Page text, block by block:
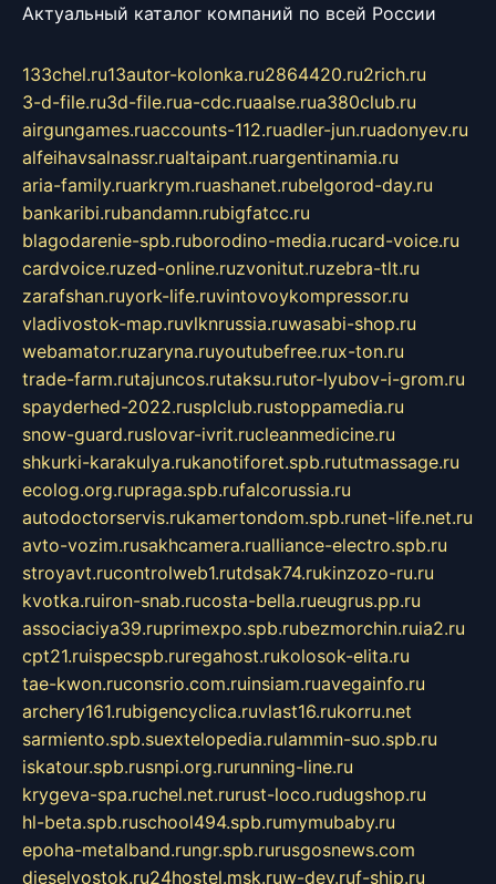
Актуальный каталог компаний по всей России
133chel.ru13autor-kolonka.ru2864420.ru2rich.ru
3-d-file.ru3d-file.rua-cdc.ruaalse.rua380club.ru
airgungames.ruaccounts-112.ruadler-jun.ruadonyev.ru
alfeihavsalnassr.rualtaipant.ruargentinamia.ru
aria-family.ruarkrym.ruashanet.rubelgorod-day.ru
bankaribi.rubandamn.rubigfatcc.ru
blagodarenie-spb.ruborodino-media.rucard-voice.ru
cardvoice.ruzed-online.ruzvonitut.ruzebra-tlt.ru
zarafshan.ruyork-life.ruvintovoykompressor.ru
vladivostok-map.ruvlknrussia.ruwasabi-shop.ru
webamator.ruzaryna.ruyoutubefree.rux-ton.ru
trade-farm.rutajuncos.rutaksu.rutor-lyubov-i-grom.ru
spayderhed-2022.rusplclub.rustoppamedia.ru
snow-guard.ruslovar-ivrit.rucleanmedicine.ru
shkurki-karakulya.rukanotiforet.spb.rututmassage.ru
ecolog.org.rupraga.spb.rufalcorussia.ru
autodoctorservis.rukamertondom.spb.runet-life.net.ru
avto-vozim.rusakhcamera.rualliance-electro.spb.ru
stroyavt.rucontrolweb1.rutdsak74.rukinzozo-ru.ru
kvotka.ruiron-snab.rucosta-bella.rueugrus.pp.ru
associaciya39.ruprimexpo.spb.rubezmorchin.ruia2.ru
cpt21.ruispecspb.ruregahost.rukolosok-elita.ru
tae-kwon.ruconsrio.com.ruinsiam.ruavegainfo.ru
archery161.rubigencyclica.ruvlast16.rukorru.net
sarmiento.spb.suextelopedia.rulammin-suo.spb.ru
iskatour.spb.rusnpi.org.rurunning-line.ru
krygeva-spa.ruchel.net.rurust-loco.rudugshop.ru
hl-beta.spb.ruschool494.spb.rumymubaby.ru
epoha-metalband.rungr.spb.rurusgosnews.com
dieselvostok.ru24hostel.msk.ruw-dev.ruf-ship.ru